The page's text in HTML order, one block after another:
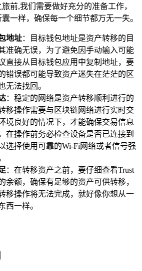
前,我们需要做好充分的准备工作，
一样，确保每一个细节都万无一失。
地址：目标钱包地址是资产转移的目
准确无误，为了避免因手动输入可能
直接从目标钱包应用中复制地址，要
错误都可能导致资产迷失在茫茫的区
无法找回。
：稳定的网络是资产转移顺利进行的
移操作需要与区块链网络进行实时交
境良好的情况下，才能确保交易信息
在操作前务必检查设备是否已连接到
选择使用可靠的Wi-Fi网络或者信号强
：在转移资产之前，要仔细查看Trust
余额，确保有足够的资产可供转移，
移操作将无法完成，就好像你想从一
西一样。